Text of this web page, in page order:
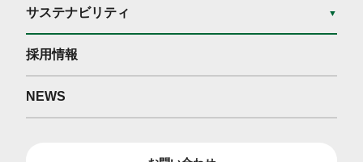
サステナビリティ ▼
採用情報
NEWS